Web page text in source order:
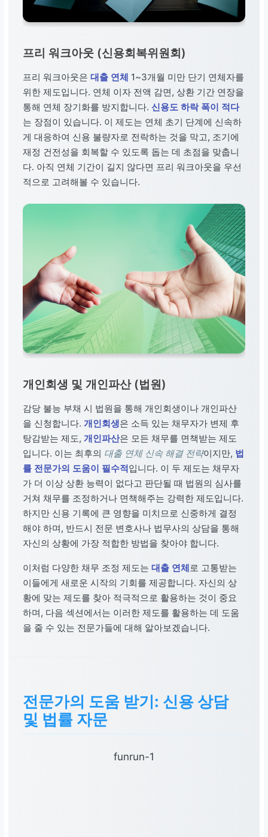
프리 워크아웃 (신용회복위원회)
프리 워크아웃은대출 연체 1~3개월 미만 단기 연체자를
위한 제도입니다. 연체 이자 전액 감면, 상환 기간 연장을
통해 연체 장기화를 방지합니다.신용도 하락 폭이 적다
는 장점이 있습니다. 이 제도는 연체 초기 단계에 신속하
게 대응하여 신용 불량자로 전락하는 것을 막고, 조기에
재정 건전성을 회복할 수 있도록 돕는 데 초점을 맞춥니
다. 아직 연체 기간이 길지 않다면 프리 워크아웃을 우선
적으로 고려해볼 수 있습니다.
개인회생 및 개인파산 (법원)
감당 불능 부채 시 법원을 통해 개인회생이나 개인파산
을 신청합니다.개인회생은 소득 있는 채무자가 변제 후
탕감받는 제도,개인파산은 모든 채무를 면책받는 제도
입니다. 이는 최후의 대출 연체 신속 해결 전략이지만, 법
률 전문가의 도움이 필수적입니다. 이 두 제도는 채무자
가 더 이상 상환 능력이 없다고 판단될 때 법원의 심사를
거쳐 채무를 조정하거나 면책해주는 강력한 제도입니다.
하지만 신용 기록에 큰 영향을 미치므로 신중하게 결정
해야 하며, 반드시 전문 변호사나 법무사의 상담을 통해
자신의 상황에 가장 적합한 방법을 찾아야 합니다.
이처럼 다양한 채무 조정 제도는대출 연체로 고통받는
이들에게 새로운 시작의 기회를 제공합니다. 자신의 상
황에 맞는 제도를 찾아 적극적으로 활용하는 것이 중요
하며, 다음 섹션에서는 이러한 제도를 활용하는 데 도움
을 줄 수 있는 전문가들에 대해 알아보겠습니다.
전문가의 도움 받기: 신용 상담
및 법률 자문
funrun-1